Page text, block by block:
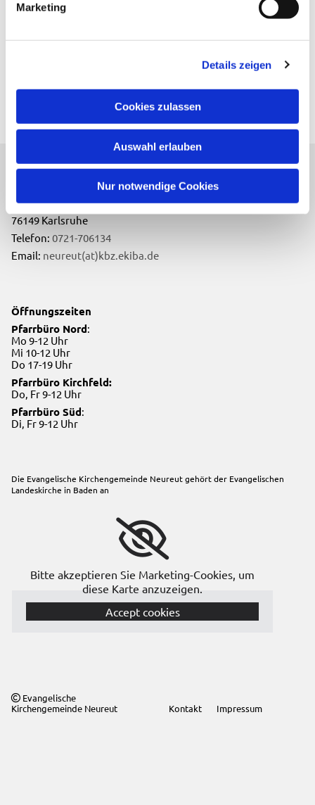
Marketing
Details zeigen
Cookies zulassen
Auswahl erlauben
Nur notwendige Cookies
Evangelische Kirchengemeinde Neureut
Neureuter Hauptstraße 260
76149 Karlsruhe
Telefon: 0721-706134
Email: neureut(at)kbz.ekiba.de
Öffnungszeiten
Pfarrbüro Nord:
Mo 9-12 Uhr
Mi 10-12 Uhr
Do 17-19 Uhr
Pfarrbüro Kirchfeld:
Do, Fr 9-12 Uhr
Pfarrbüro Süd:
Di, Fr 9-12 Uhr
Die Evangelische Kirchengemeinde Neureut gehört der Evangelischen
Landeskirche in Baden an
Bitte akzeptieren Sie Marketing-Cookies, um
diese Karte anzuzeigen.
Accept cookies
 Evangelische
Kirchengemeinde Neureut
Kontakt Impressum